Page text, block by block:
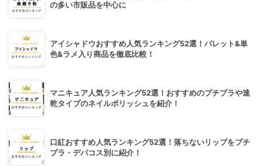
の多い市販品を中心に
アイシャドウおすすめ人気ランキング52選！パレット&単
色&ラメ入り商品を徹底比較！
マニキュア人気ランキング52選！おすすめのプチプラや速
乾タイプのネイルポリッシュを紹介！
口紅おすすめ人気ランキング52選！落ちないリップをプチ
プラ・デパコス別に紹介！